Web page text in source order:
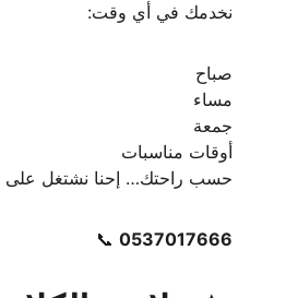
نخدمك في أي وقت:
صباح
مساء
جمعة
أوقات مناسبات
حسب راحتك… إحنا نشتغل على
📞 0537017666